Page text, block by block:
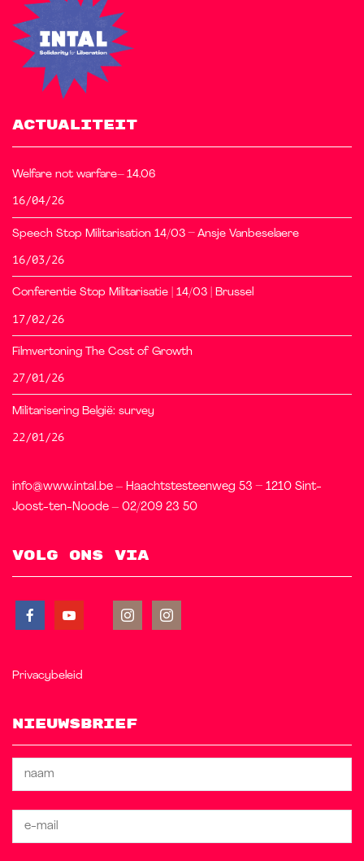
ACTUALITEIT
Welfare not warfare– 14.06
16/04/26
Speech Stop Militarisation 14/03 – Ansje Vanbeselaere
16/03/26
Conferentie Stop Militarisatie | 14/03 | Brussel
17/02/26
Filmvertoning The Cost of Growth
27/01/26
Militarisering België: survey
22/01/26
info@www.intal.be – Haachtstesteenweg 53 – 1210 Sint-
Joost-ten-Noode – 02/209 23 50
Volg ons via
Privacybeleid
Nieuwsbrief